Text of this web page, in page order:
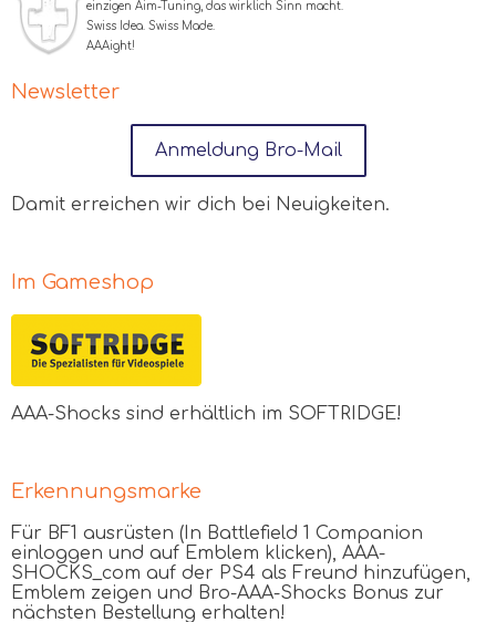
einzigen Aim-Tuning, das wirklich Sinn macht.
Swiss Idea. Swiss Made.
AAAight!
Newsletter
Anmeldung Bro-Mail
Damit erreichen wir dich bei Neuigkeiten.
Im Gameshop
AAA-Shocks sind erhältlich im SOFTRIDGE!
Erkennungsmarke
Für BF1 ausrüsten (In Battlefield 1 Companion
einloggen und auf Emblem klicken), AAA-
SHOCKS_com auf der PS4 als Freund hinzufügen,
Emblem zeigen und Bro-AAA-Shocks Bonus zur
nächsten Bestellung erhalten!